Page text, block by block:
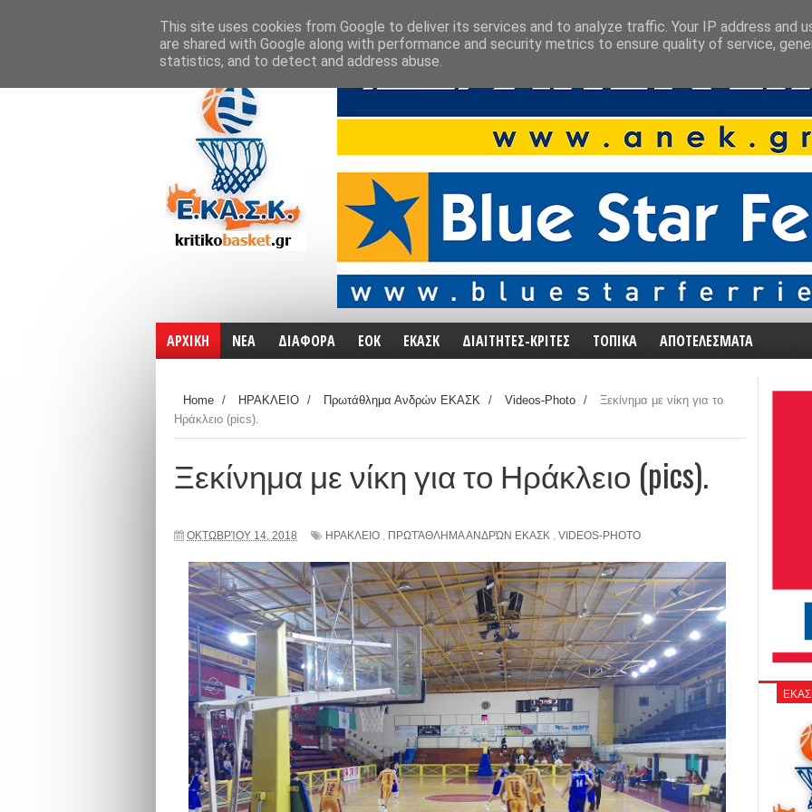
ΑΡΧΙΚΗ ΝΕΑ ΔΙΑΦΟΡΑ ΕΟΚ ΕΚΑΣΚ ΔΙΑΙΤΗΤΕΣ-ΚΡΙΤΕΣ ΤΟΠΙΚΑ ΑΠΟΤΕΛΕΣΜΑΤΑ
Home / ΗΡΑΚΛΕΙΟ / Πρωτάθλημα Ανδρών ΕΚΑΣΚ / Videos-Photo /
Ξεκίνημα με νίκη για το
Ηράκλειο (pics).
Ξεκίνημα με νίκη για το Ηράκλειο (pics).
ΟΚΤΩΒΡΊΟΥ 14, 2018 ΗΡΑΚΛΕΙΟ , ΠΡΩΤΆΘΛΗΜΑ ΑΝΔΡΏΝ ΕΚΑΣΚ , VIDEOS-PHOTO
This site uses cookies from Google to deliver its services and to analyze traffic. Your IP address and
are shared with Google along with performance and security metrics to ensure quality of service,
statistics, and to detect and address abuse.